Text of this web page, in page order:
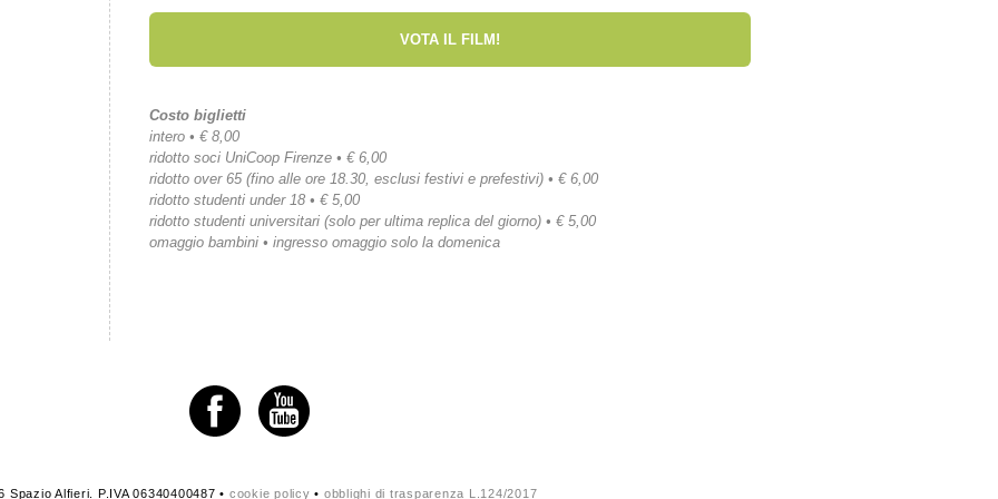
VOTA IL FILM!
Costo biglietti
intero • € 8,00
ridotto soci UniCoop Firenze • € 6,00
ridotto over 65 (fino alle ore 18.30, esclusi festivi e prefestivi) • € 6,00
ridotto studenti under 18 • € 5,00
ridotto studenti universitari (solo per ultima replica del giorno) • € 5,00
omaggio bambini • ingresso omaggio solo la domenica
Spazio Alfieri. P.IVA 06340400487 • cookie policy • obblighi di trasparenza L.124/2017